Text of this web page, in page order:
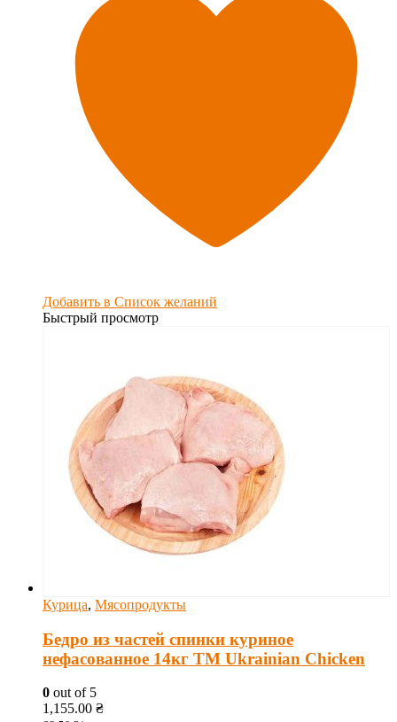
Добавить в Список желаний
Быстрый просмотр
Курица, Мясопродукты
Бедро из частей спинки куриное
нефасованное 14кг ТМ Ukrainian Chicken
0 out of 5
1,155.00 ₴